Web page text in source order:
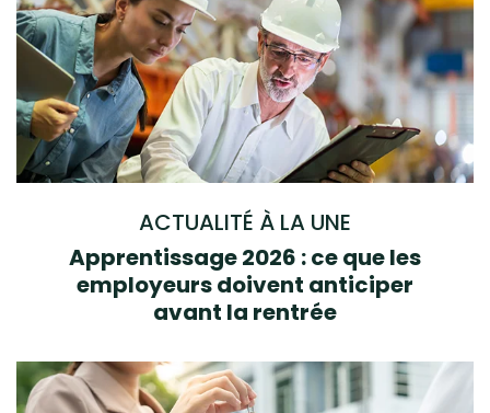
ACTUALITÉ À LA UNE
Apprentissage 2026 : ce que les
employeurs doivent anticiper
avant la rentrée